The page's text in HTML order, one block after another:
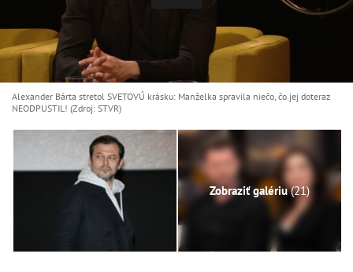
Alexander Bárta stretol SVETOVÚ krásku: Manželka spravila niečo, čo jej doteraz
NEODPUSTIL! (Zdroj: STVR)
Zobraziť galériu(21)